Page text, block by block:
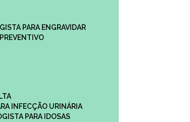
PARA ENGRAVIDAR
INFECÇÃO URINÁRIA
PARA IDOSAS